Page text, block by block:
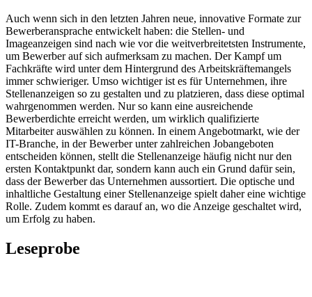
Auch wenn sich in den letzten Jahren neue, innovative Formate zur
Bewerberansprache entwickelt haben: die Stellen- und
Imageanzeigen sind nach wie vor die weitverbreitetsten Instrumente,
um Bewerber auf sich aufmerksam zu machen. Der Kampf um
Fachkräfte wird unter dem Hintergrund des Arbeitskräftemangels
immer schwieriger. Umso wichtiger ist es für Unternehmen, ihre
Stellenanzeigen so zu gestalten und zu platzieren, dass diese optimal
wahrgenommen werden. Nur so kann eine ausreichende
Bewerberdichte erreicht werden, um wirklich qualifizierte
Mitarbeiter auswählen zu können. In einem Angebotmarkt, wie der
IT-Branche, in der Bewerber unter zahlreichen Jobangeboten
entscheiden können, stellt die Stellenanzeige häufig nicht nur den
ersten Kontaktpunkt dar, sondern kann auch ein Grund dafür sein,
dass der Bewerber das Unternehmen aussortiert. Die optische und
inhaltliche Gestaltung einer Stellenanzeige spielt daher eine wichtige
Rolle. Zudem kommt es darauf an, wo die Anzeige geschaltet wird,
um Erfolg zu haben.
Leseprobe